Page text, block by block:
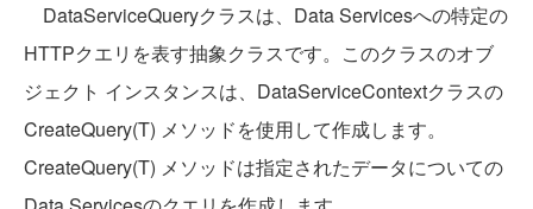
DataServiceQueryクラスは、Data Servicesへの特定の
HTTPクエリを表す抽象クラスです。このクラスのオブ
ジェクト インスタンスは、DataServiceContextクラスの
CreateQuery(T) メソッドを使用して作成します。
CreateQuery(T) メソッドは指定されたデータについての